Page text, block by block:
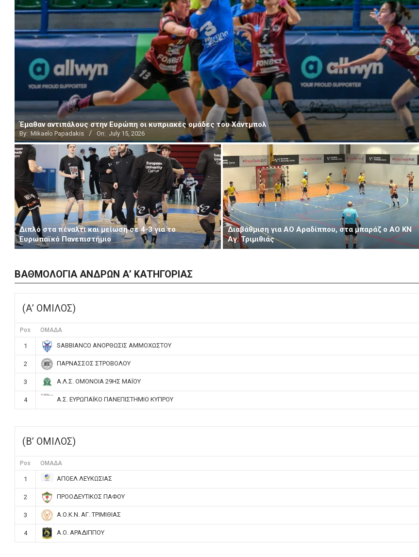
Έμαθαν αντιπάλους στην Ευρώπη οι κυπριακές ομάδες του Χάντμπολ
By: Mikaelo Papadakis On: July 15, 2026
Διπλό στα πέναλτι και μείωση σε 4-3 για το
Ευρωπαϊκό Πανεπιστήμιο
Διαβάθμιση για ΑΟ Αραδίππου, στα μπαράζ ο ΑΟ ΚΝ
Αγ. Τριμιθιάς
ΒΑΘΜΟΛΟΓΙΑ ΑΝΔΡΩΝ Α’ ΚΑΤΗΓΟΡΙΑΣ
(Α’ ΟΜΙΛΟΣ)
Pos ΟΜΑΔΑ
1 SABBIANCO ΑΝΟΡΘΩΣΙΣ ΑΜΜΟΧΩΣΤΟΥ
2 ΠΑΡΝΑΣΣΟΣ ΣΤΡΟΒΟΛΟΥ
3 Α.Λ.Σ. ΟΜΟΝΟΙΑ 29ΗΣ ΜΑΪΟΥ
4 Α.Σ. ΕΥΡΩΠΑΪΚΟ ΠΑΝΕΠΙΣΤΗΜΙΟ ΚΥΠΡΟΥ
(Β’ ΟΜΙΛΟΣ)
Pos ΟΜΑΔΑ
1 ΑΠΟΕΛ ΛΕΥΚΩΣΙΑΣ
2 ΠΡΟΟΔΕΥΤΙΚΟΣ ΠΑΦΟΥ
3 Α.Ο.Κ.Ν. ΑΓ. ΤΡΙΜΙΘΙΑΣ
4 Α.Ο. ΑΡΑΔΙΠΠΟΥ